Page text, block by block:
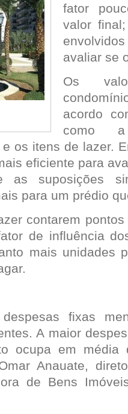
fator
valor
avaliar se
Os
acordo
como
os itens de lazer.
eficiente para
suposições
para um prédio
contarem
de influência
mais unidades
fixas
A maior
ocupa em
Anauate,
de Bens